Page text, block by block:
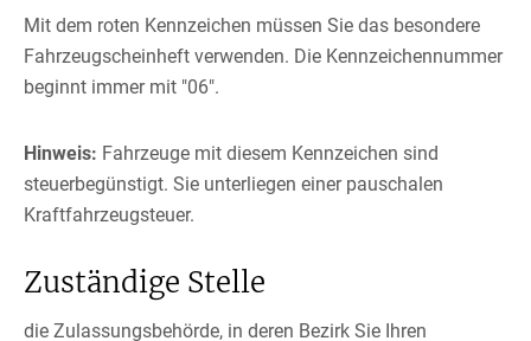
Mit dem roten Kennzeichen müssen Sie das besondere
Fahrzeugscheinheft verwenden. Die Kennzeichennummer
beginnt immer mit "06".
Hinweis: Fahrzeuge mit diesem Kennzeichen sind
steuerbegünstigt. Sie unterliegen einer pauschalen
Kraftfahrzeugsteuer.
Zuständige Stelle
die Zulassungsbehörde, in deren Bezirk Sie Ihren